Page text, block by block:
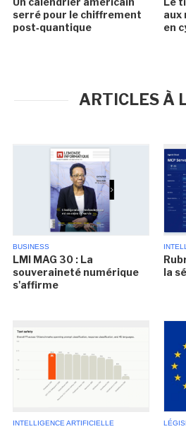
serré pour le chiffrement
post‑quantique
aux
en
ARTICLES À
BUSINESS
LMI MAG 30 : La
souveraineté numérique
s'affirme
la
INTELLIGENCE ARTIFICIELLE